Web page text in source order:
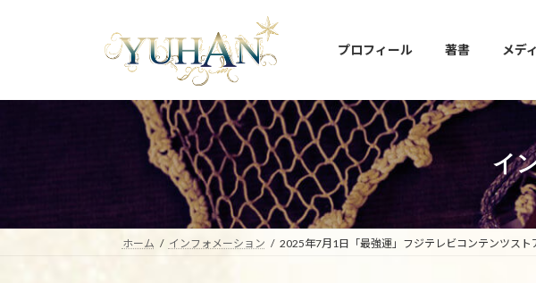
ツ
シ
プロフィール 著書 メデ
イ
ホーム インフォメーション 2025年7月1日「最強運」フジテレビコンテンツス